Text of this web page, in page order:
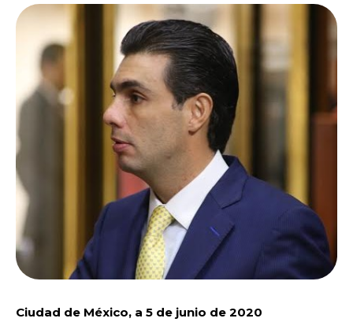
Ciudad de México, a 5 de junio de 2020